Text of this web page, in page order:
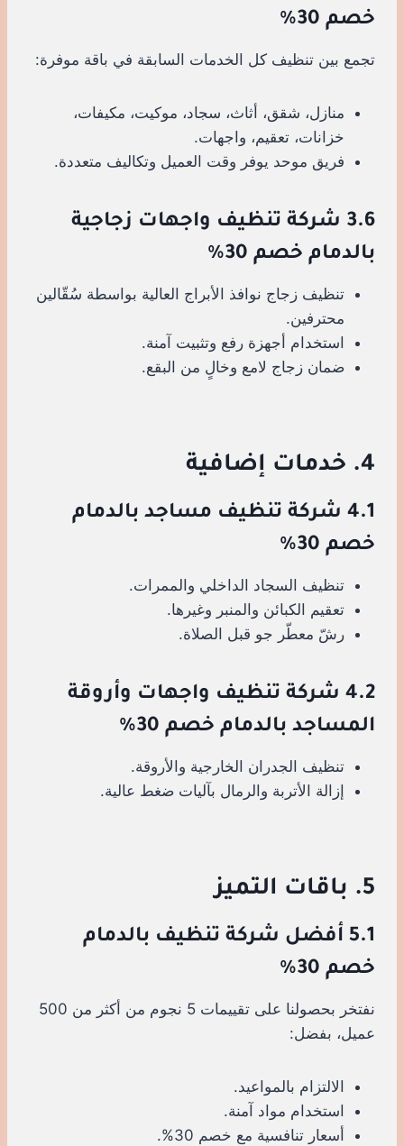
خصم 30%
تجمع بين تنظيف كل الخدمات السابقة في باقة موفرة:
منازل، شقق، أثاث، سجاد، موكيت، مكيفات،
خزانات، تعقيم، واجهات.
فريق موحد يوفر وقت العميل وتكاليف متعددة.
3.6 شركة تنظيف واجهات زجاجية
بالدمام خصم 30%
تنظيف زجاج نوافذ الأبراج العالية بواسطة سُقّالين
محترفين.
استخدام أجهزة رفع وتثبيت آمنة.
ضمان زجاج لامع وخالٍ من البقع.
4. خدمات إضافية
4.1 شركة تنظيف مساجد بالدمام
خصم 30%
تنظيف السجاد الداخلي والممرات.
تعقيم الكبائن والمنبر وغيرها.
رشّ معطّر جو قبل الصلاة.
4.2 شركة تنظيف واجهات وأروقة
المساجد بالدمام خصم 30%
تنظيف الجدران الخارجية والأروقة.
إزالة الأتربة والرمال بآليات ضغط عالية.
5. باقات التميز
5.1 أفضل شركة تنظيف بالدمام
خصم 30%
نفتخر بحصولنا على تقييمات 5 نجوم من أكثر من 500
عميل، بفضل:
الالتزام بالمواعيد.
استخدام مواد آمنة.
أسعار تنافسية مع خصم 30%.